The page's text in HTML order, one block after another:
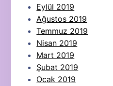
Eylül 2019
Ağustos 2019
Temmuz 2019
Nisan 2019
Mart 2019
Şubat 2019
Ocak 2019